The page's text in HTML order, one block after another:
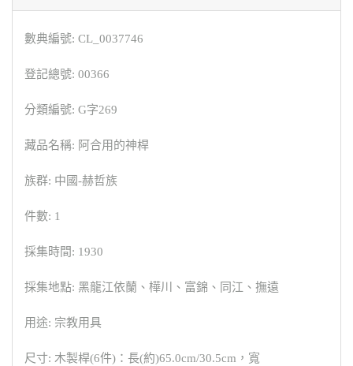
數典編號: CL_0037746
登記總號: 00366
分類編號: G字269
藏品名稱: 阿合用的神桿
族群: 中國-赫哲族
件數: 1
採集時間: 1930
採集地點: 黑龍江依蘭、樺川、富錦、同江、撫遠
用途: 宗教用具
尺寸: 木製桿(6件)：長(約)65.0cm/30.5cm，寬